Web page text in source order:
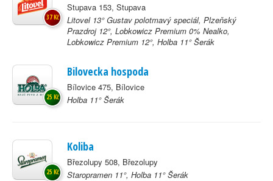
Stupava 153, Stupava
Litovel 13° Gustav polotmavý speciál, Plzeňský
Prazdroj 12°, Lobkowicz Premium 0% Nealko,
Lobkowicz Premium 12°, Holba 11° Šerák
37 Kč
Bilovecka hospoda
Bílovice 475, Bílovice
Holba 11° Šerák
25 Kč
Koliba
Březolupy 508, Březolupy
Staropramen 11°, Holba 11° Šerák
25 Kč